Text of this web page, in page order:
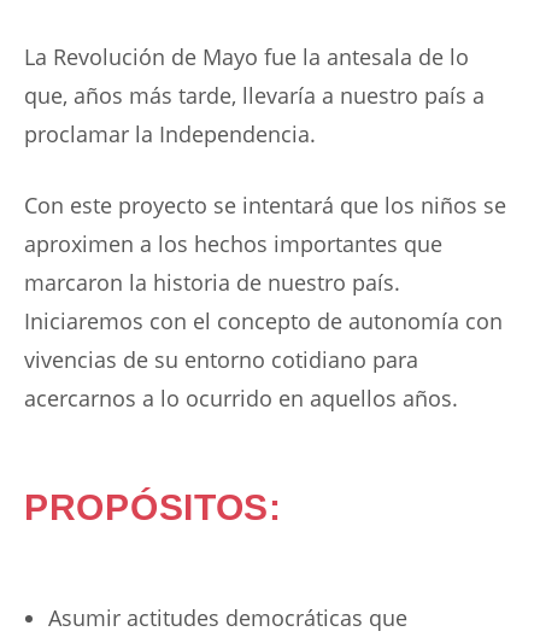
La Revolución de Mayo fue la antesala de lo
que, años más tarde, llevaría a nuestro país a
proclamar la Independencia.
Con este proyecto se intentará que los niños se
aproximen a los hechos importantes que
marcaron la historia de nuestro país.
Iniciaremos con el concepto de autonomía con
vivencias de su entorno cotidiano para
acercarnos a lo ocurrido en aquellos años.
PROPÓSITOS:
Asumir actitudes democráticas que